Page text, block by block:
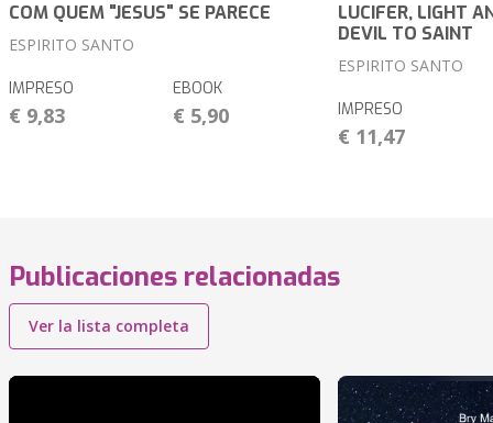
COM QUEM "JESUS" SE PARECE
ESPIRITO SANTO
IMPRESO
€ 9,83
EBOOK
€ 5,90
LUCIFER, LIGHT
DEVIL TO SAINT
ESPIRITO SANTO
IMPRESO
€ 11,47
Publicaciones relacionadas
Ver la lista completa